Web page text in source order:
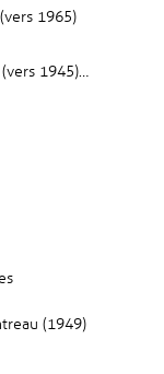
1965)
1945)…
(1949)